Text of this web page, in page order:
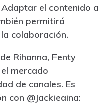
el contenido a
permitirá
colaboración.
Rihanna, Fenty
mercado
de canales. Es
con @Jackieaina: